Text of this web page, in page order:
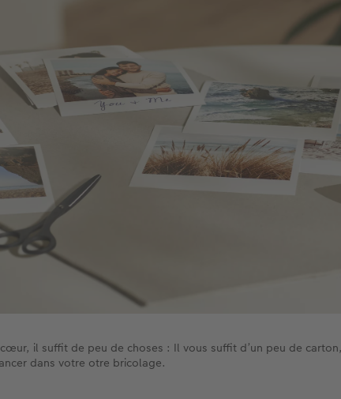
il suffit de peu de choses : Il vous suffit d’un peu de
dans votre otre bricolage.